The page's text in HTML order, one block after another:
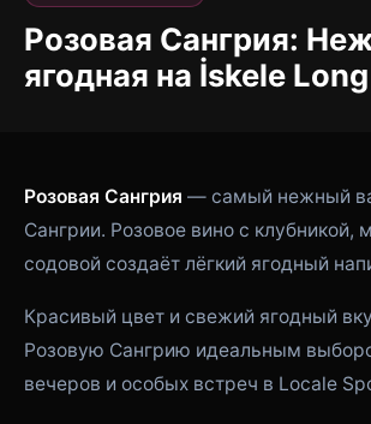
Розовая Сангрия:
ягодная на İskele
Розовая Сангрия — самый нежный
Сангрии. Розовое вино с клубникой,
содовой создаёт лёгкий ягодный
Красивый цвет и свежий ягодный
Розовую Сангрию идеальным
вечеров и особых встреч в Locale